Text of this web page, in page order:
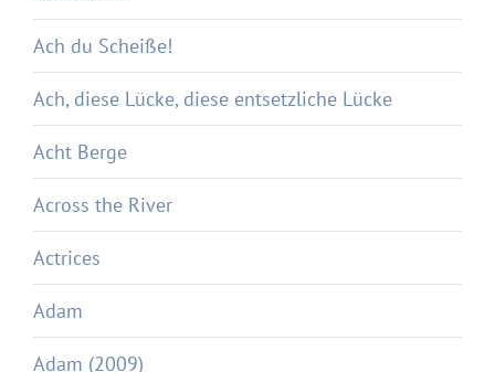
Ach du Scheiße!
Ach, diese Lücke, diese entsetzliche Lücke
Acht Berge
Across the River
Actrices
Adam
Adam (2009)